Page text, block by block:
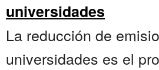
universidades
La reducción de
universidades es el